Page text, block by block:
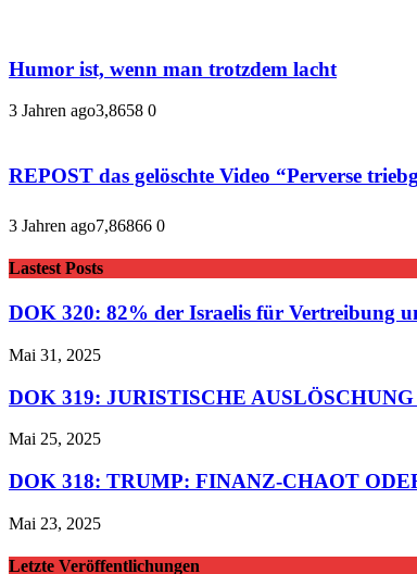
Humor ist, wenn man trotzdem lacht
3 Jahren ago3,8658 0
REPOST das gelöschte Video “Perverse
3 Jahren ago7,86866 0
Lastest Posts
DOK 320: 82% der Israelis für Vertreibung
Mai 31, 2025
DOK 319: JURISTISCHE
Mai 25, 2025
DOK 318: TRUMP: FINANZ-CHAOT
Mai 23, 2025
Letzte Veröffentlichungen